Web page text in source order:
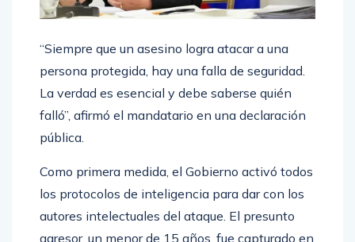
“Siempre que un asesino logra atacar a una
persona protegida, hay una falla de seguridad.
La verdad es esencial y debe saberse quién
falló”, afirmó el mandatario en una declaración
Como primera medida, el Gobierno activó todos
los protocolos de inteligencia para dar con los
autores intelectuales del ataque. El presunto